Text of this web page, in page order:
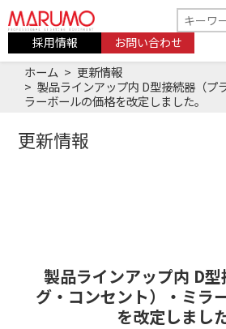
採用情報 お問い合わせ
ホーム
更新情報
製品ラインアップ内 D型接続器（プ
ラーボールの価格を改定しました。
更新情報
製品ラインアップ内 D
グ・コンセント）・ミラ
を改定しました